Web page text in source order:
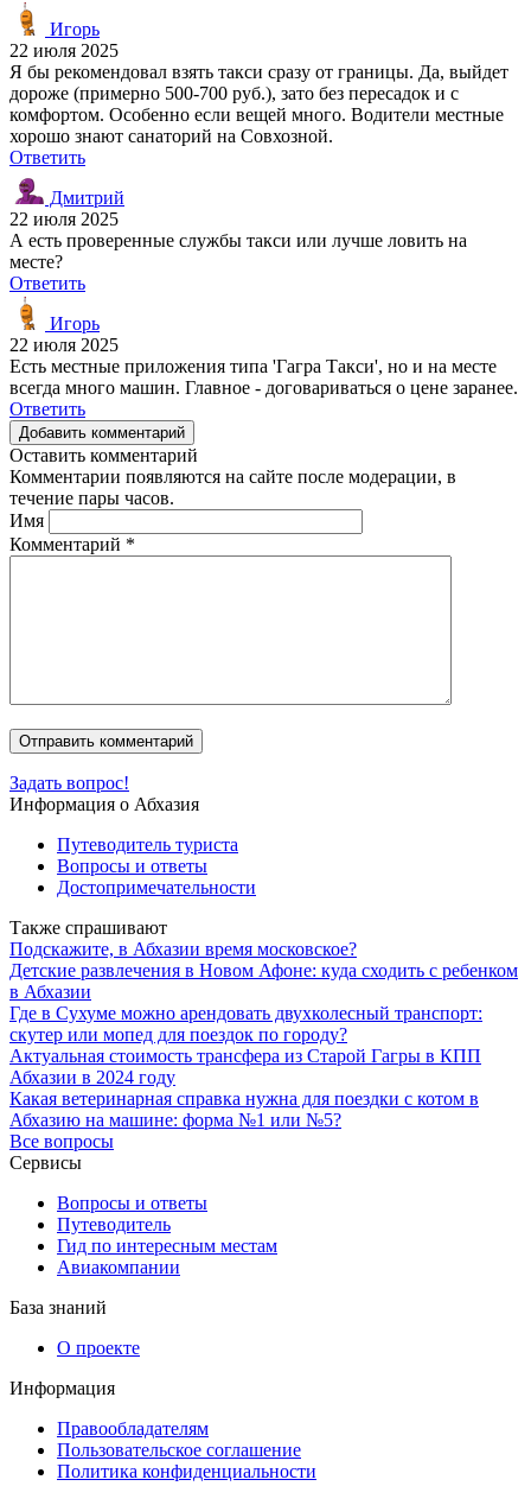
Игорь
22 июля 2025
Я бы рекомендовал взять такси сразу от границы. Да, выйдет
дороже (примерно 500-700 руб.), зато без пересадок и с
комфортом. Особенно если вещей много. Водители местные
хорошо знают санаторий на Совхозной.
Ответить
Дмитрий
22 июля 2025
А есть проверенные службы такси или лучше ловить на
месте?
Ответить
Игорь
22 июля 2025
Есть местные приложения типа 'Гагра Такси', но и на месте
всегда много машин. Главное - договариваться о цене заранее.
Ответить
Добавить комментарий
Оставить комментарий
Комментарии появляются на сайте после модерации, в
течение пары часов.
Имя
Комментарий *
Задать вопрос!
Информация о Абхазия
Путеводитель туриста
Вопросы и ответы
Достопримечательности
Также спрашивают
Подскажите, в Абхазии время московское?
Детские развлечения в Новом Афоне: куда сходить с ребенком
в Абхазии
Где в Сухуме можно арендовать двухколесный транспорт:
скутер или мопед для поездок по городу?
Актуальная стоимость трансфера из Старой Гагры в КПП
Абхазии в 2024 году
Какая ветеринарная справка нужна для поездки с котом в
Абхазию на машине: форма №1 или №5?
Все вопросы
Сервисы
Вопросы и ответы
Путеводитель
Гид по интересным местам
Авиакомпании
База знаний
О проекте
Информация
Правообладателям
Пользовательское соглашение
Политика конфиденциальности